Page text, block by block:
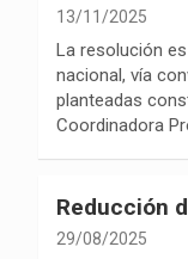
13/11/2025
La resolución
nacional, vía
planteadas
Coordinadora
Reducción
29/08/2025